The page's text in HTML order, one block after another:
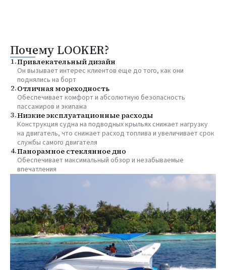
Почему LOOKER?
1.Привлекательный дизайн
Он вызывает интерес клиентов еще до того, как они
поднялись на борт
2.Отличная мореходность
Обеспечивает комфорт и абсолютную безопасность
пассажиров и экипажа
3.Низкие эксплуатационные расходы
Конструкция судна на подводных крыльях снижает нагрузку
на двигатель, что снижает расход топлива и увеличивает срок
службы самого двигателя
4.Панорамное стеклянное дно
Обеспечивает максимальный обзор и незабываемые
впечатления